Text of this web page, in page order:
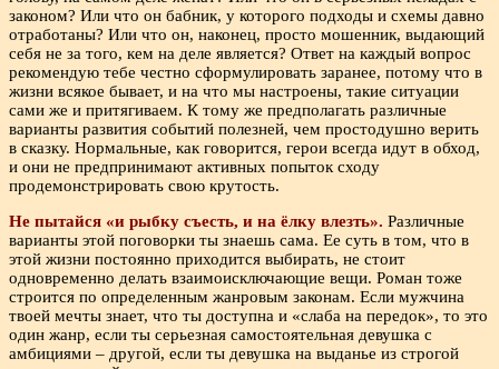
законом? Или что он бабник, у которого подходы и схемы давно
отработаны? Или что он, наконец, просто мошенник, выдающий
себя не за того, кем на деле является? Ответ на каждый вопрос
рекомендую тебе честно сформулировать заранее, потому что в
жизни всякое бывает, и на что мы настроены, такие ситуации
сами же и притягиваем. К тому же предполагать различные
варианты развития событий полезней, чем простодушно верить
в сказку. Нормальные, как говорится, герои всегда идут в обход,
и они не предпринимают активных попыток сходу
продемонстрировать свою крутость.
Не пытайся «и рыбку съесть, и на ёлку влезть». Различные
варианты этой поговорки ты знаешь сама. Ее суть в том, что в
этой жизни постоянно приходится выбирать, не стоит
одновременно делать взаимоисключающие вещи. Роман тоже
строится по определенным жанровым законам. Если мужчина
твоей мечты знает, что ты доступна и «слаба на передок», то это
один жанр, если ты серьезная самостоятельная девушка с
амбициями – другой, если ты девушка на выданье из строгой